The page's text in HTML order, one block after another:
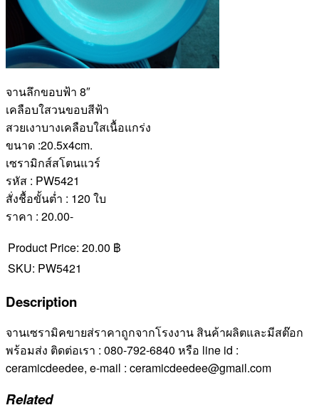
จานลึกขอบฟ้า 8″
เคลือบใสวนขอบสีฟ้า
สวยเงาบางเคลือบใสเนื้อแกร่ง
ขนาด :20.5x4cm.
เซรามิกส์สโตนแวร์
รหัส : PW5421
สั่งชื้อขั้นต่ำ : 120 ใบ
ราคา : 20.00-
Product Price: 20.00 ฿
SKU: PW5421
Description
จานเซรามิคขายส่ราคาถูกจากโรงงาน สินค้าผลิตและมีสต๊อก
พร้อมส่ง ติดต่อเรา : 080-792-6840 หรือ line id :
ceramicdeedee, e-mail : ceramicdeedee@gmail.com
Related